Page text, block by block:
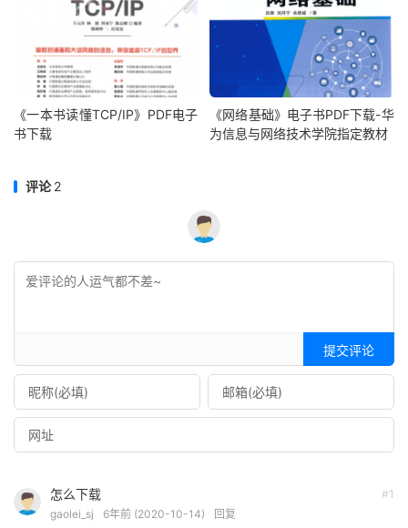
《一本书读懂TCP/IP》PDF电子
书下载
《网络基础》电子书PDF下载-华
为信息与网络技术学院指定教材
评论2
提交评论
#1
怎么下载
gaolei_sj 6年前 (2020-10-14) 回复